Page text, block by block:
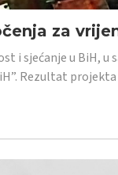
za
i sjećanje u BiH,
Rezultat